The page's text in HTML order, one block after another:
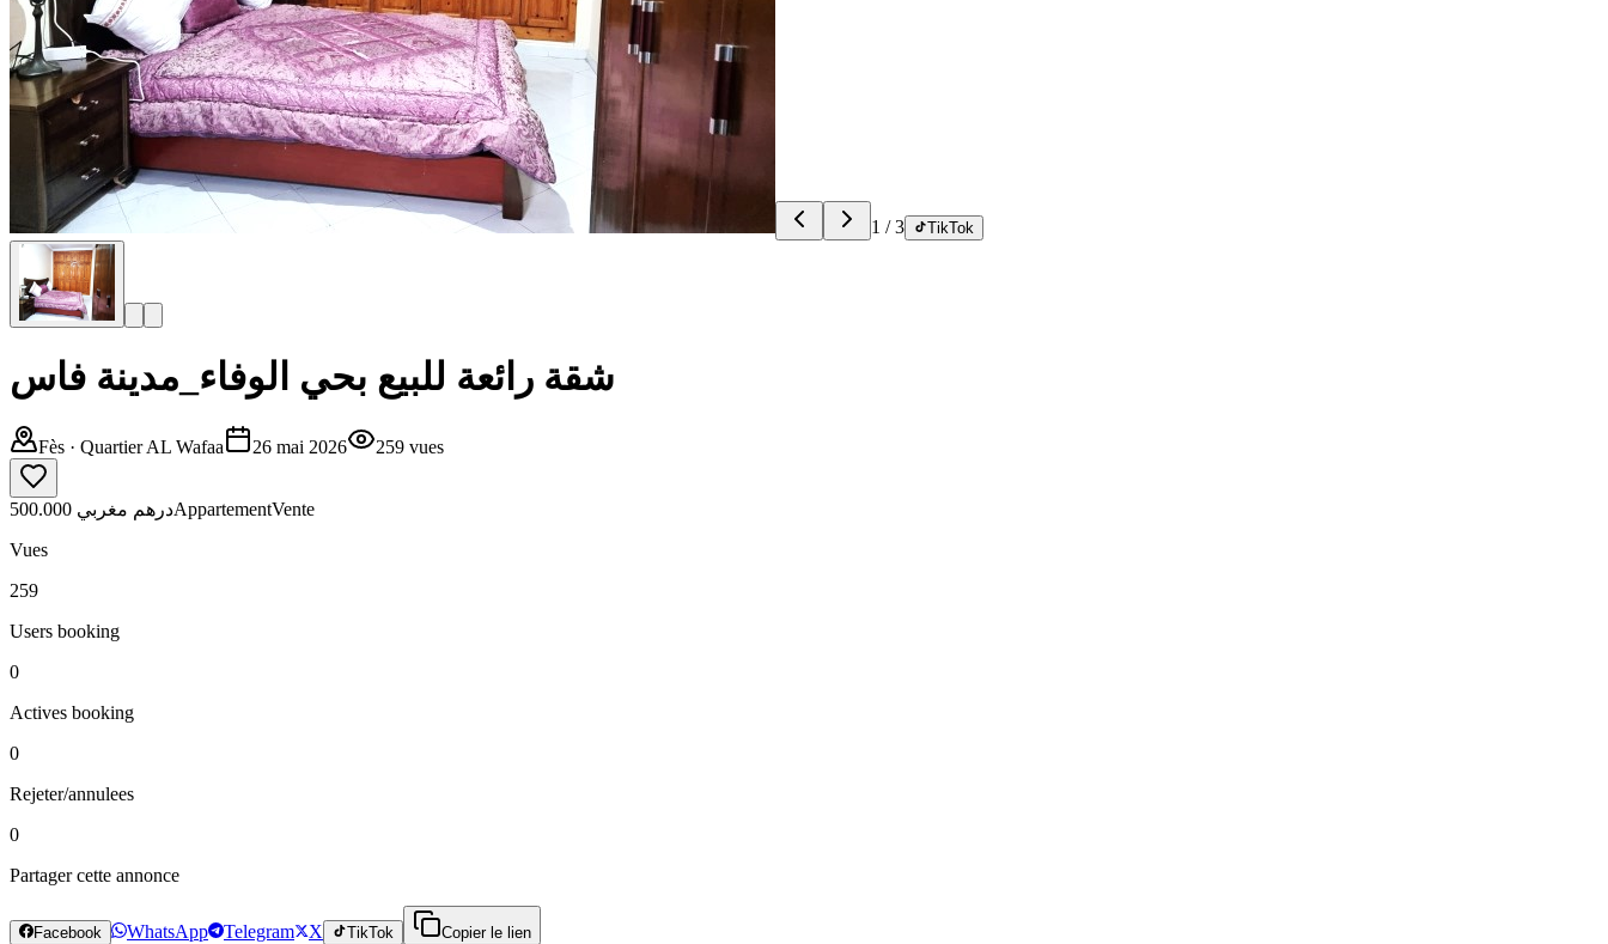
1 /3 TikTok
شقة رائعة للبيع بحي الوفاء_مدينة فاس
Fès · Quartier AL Wafaa 26 mai 2026 259 vues
500.000 درهم مغربيAppartementVente
Vues
259
Users booking
0
Actives booking
0
Rejeter/annulees
0
Partager cette annonce
Facebook WhatsApp Telegram X TikTok Copier le lien